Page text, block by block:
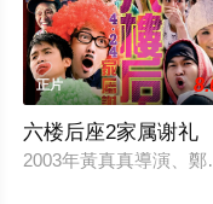
正片
六楼后座2家属谢礼
2003年黃真真導演、